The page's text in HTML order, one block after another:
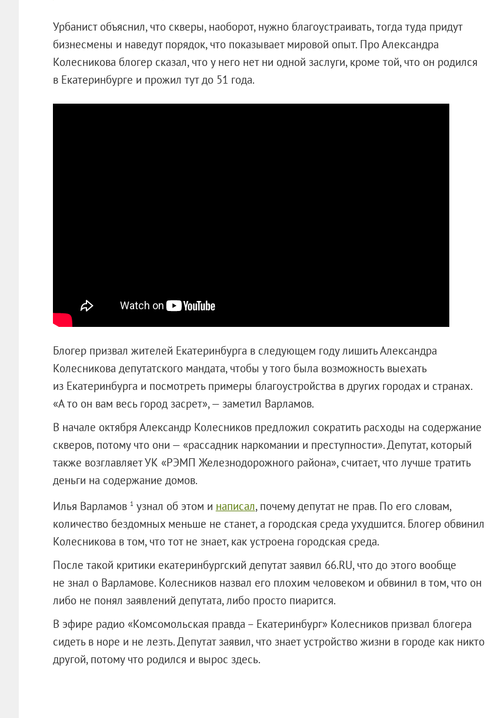
Урбанист объяснил, что скверы, наоборот, нужно благоустраивать, тогда туда придут
бизнесмены и наведут порядок, что показывает мировой опыт. Про Александра
Колесникова блогер сказал, что у него нет ни одной заслуги, кроме той, что он родился
в Екатеринбурге и прожил тут до 51 года.
Блогер призвал жителей Екатеринбурга в следующем году лишить Александра
Колесникова депутатского мандата, чтобы у того была возможность выехать
из Екатеринбурга и посмотреть примеры благоустройства в других городах и странах.
«А то он вам весь город засрет», — заметил Варламов.
В начале октября Александр Колесников предложил сократить расходы на содержание
скверов, потому что они — «рассадник наркомании и преступности». Депутат, который
также возглавляет УК «РЭМП Железнодорожного района», считает, что лучше тратить
деньги на содержание домов.
Илья Варламов 1 узнал об этом и написал, почему депутат не прав. По его словам,
количество бездомных меньше не станет, а городская среда ухудшится. Блогер обвинил
Колесникова в том, что тот не знает, как устроена городская среда.
После такой критики екатеринбургский депутат заявил 66.RU, что до этого вообще
не знал о Варламове. Колесников назвал его плохим человеком и обвинил в том, что он
либо не понял заявлений депутата, либо просто пиарится.
В эфире радио «Комсомольская правда – Екатеринбург» Колесников призвал блогера
сидеть в норе и не лезть. Депутат заявил, что знает устройство жизни в городе как никто
другой, потому что родился и вырос здесь.